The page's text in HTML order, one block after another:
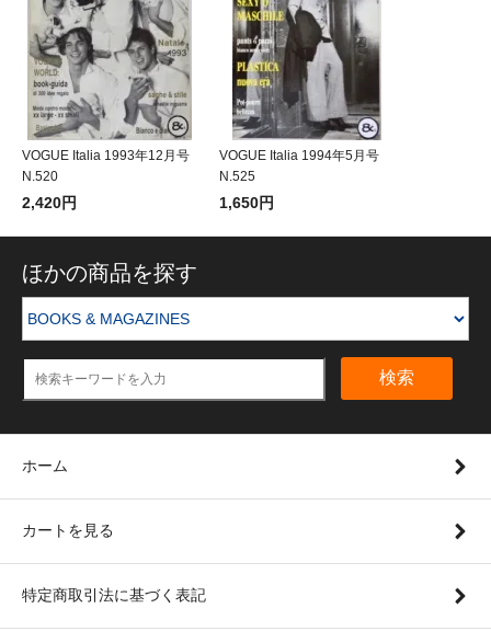
VOGUE Italia 1993年12月号
N.520
2,420円
VOGUE Italia 1994年5月号
N.525
1,650円
ほかの商品を探す
検索
ホーム
カートを見る
特定商取引法に基づく表記